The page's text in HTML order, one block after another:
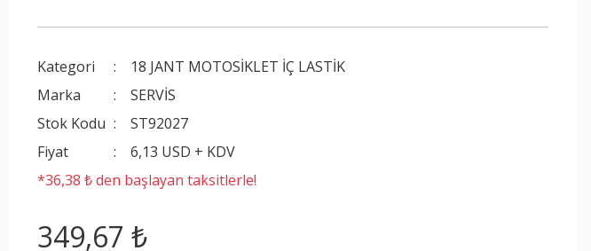
Kategori
18 JANT MOTOSİKLET İÇ LASTİK
Marka
SERVİS
Stok Kodu
ST92027
Fiyat
6,13 USD + KDV
*36,38 ₺ den başlayan taksitlerle!
349,67 ₺